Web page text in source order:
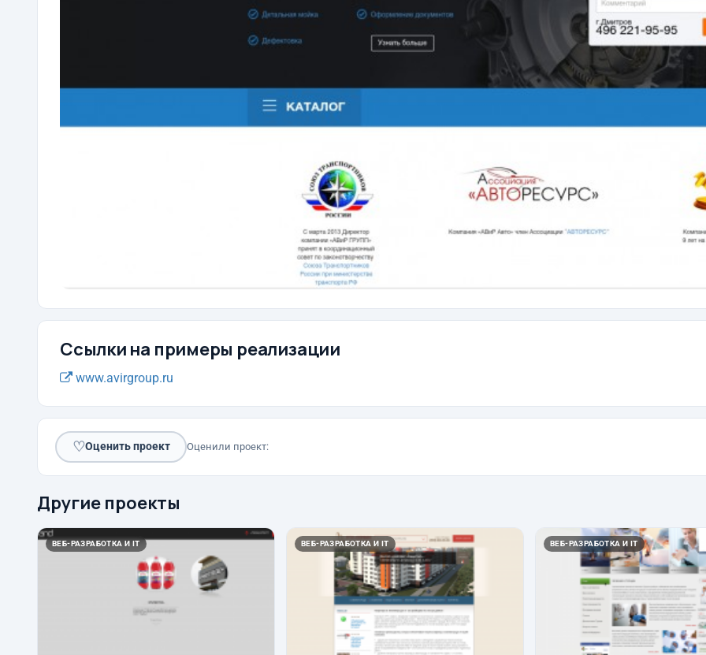
Ссылки на примеры реализации
www.avirgroup.ru
♡Оценить проект Оценили проект:
Другие проекты
ВЕБ-РАЗРАБОТКА И IT ВЕБ-РАЗРАБОТКА И IT ВЕБ-РАЗРАБОТКА И IT